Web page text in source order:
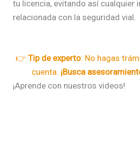
tu licencia, evitando así cualquier
relacionada con la seguridad vial.
👉 Tip de experto: No hagas
cuenta. ¡Busca
¡Aprende con nuestros videos!